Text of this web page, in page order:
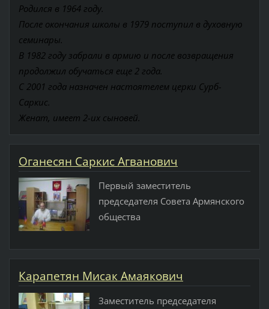
Родился в 1964 году.
После окончания школы в 1979 поступил в духовную
семинары.
В 1982 году забрали в армию и после возвращения
продолжил обучаться еще 2 года.
С 2001 года назначен настоятелем церки Сурб-
Саркис.
Женат, имеет 2-их сыновей.
Оганесян Саркис Агванович
Первый заместитель
председателя Совета Армянского
общества
Карапетян Мисак Амаякович
Заместитель председателя